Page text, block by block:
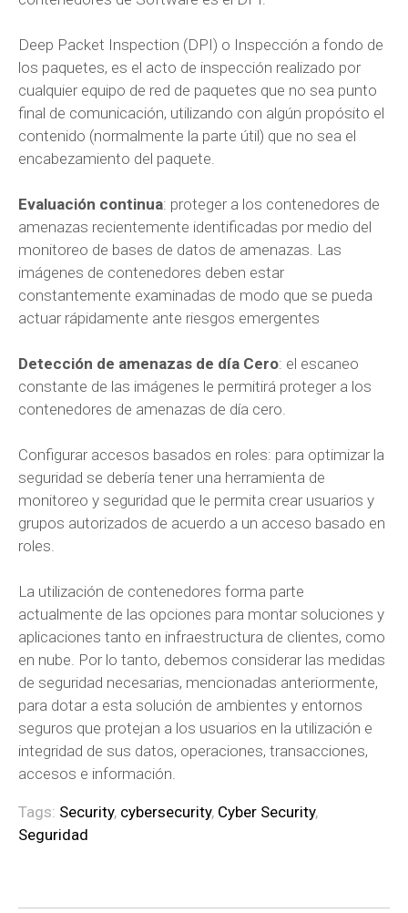
Deep Packet Inspection (DPI) o Inspección a fondo de
los paquetes, es el acto de inspección realizado por
cualquier equipo de red de paquetes que no sea punto
final de comunicación, utilizando con algún propósito el
contenido (normalmente la parte útil) que no sea el
encabezamiento del paquete.
Evaluación continua: proteger a los contenedores de
amenazas recientemente identificadas por medio del
monitoreo de bases de datos de amenazas. Las
imágenes de contenedores deben estar
constantemente examinadas de modo que se pueda
actuar rápidamente ante riesgos emergentes
Detección de amenazas de día Cero: el escaneo
constante de las imágenes le permitirá proteger a los
contenedores de amenazas de día cero.
Configurar accesos basados en roles: para optimizar la
seguridad se debería tener una herramienta de
monitoreo y seguridad que le permita crear usuarios y
grupos autorizados de acuerdo a un acceso basado en
roles.
La utilización de contenedores forma parte
actualmente de las opciones para montar soluciones y
aplicaciones tanto en infraestructura de clientes, como
en nube. Por lo tanto, debemos considerar las medidas
de seguridad necesarias, mencionadas anteriormente,
para dotar a esta solución de ambientes y entornos
seguros que protejan a los usuarios en la utilización e
integridad de sus datos, operaciones, transacciones,
accesos e información.
Tags: Security, cybersecurity, Cyber Security,
Seguridad